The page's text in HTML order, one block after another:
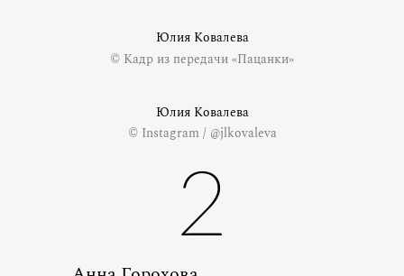
Юлия Ковалева
© Кадр из передачи «Пацанки»
Юлия Ковалева
© Instagram / @jlkovaleva
2